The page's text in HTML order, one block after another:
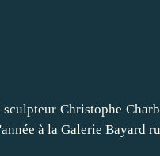
Christophe
à la Galerie Bayard